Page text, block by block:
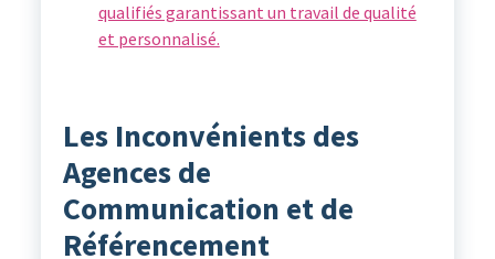
qualifiés garantissant un travail de qualité
et personnalisé.
Les Inconvénients des
Agences de
Communication et de
Référencement